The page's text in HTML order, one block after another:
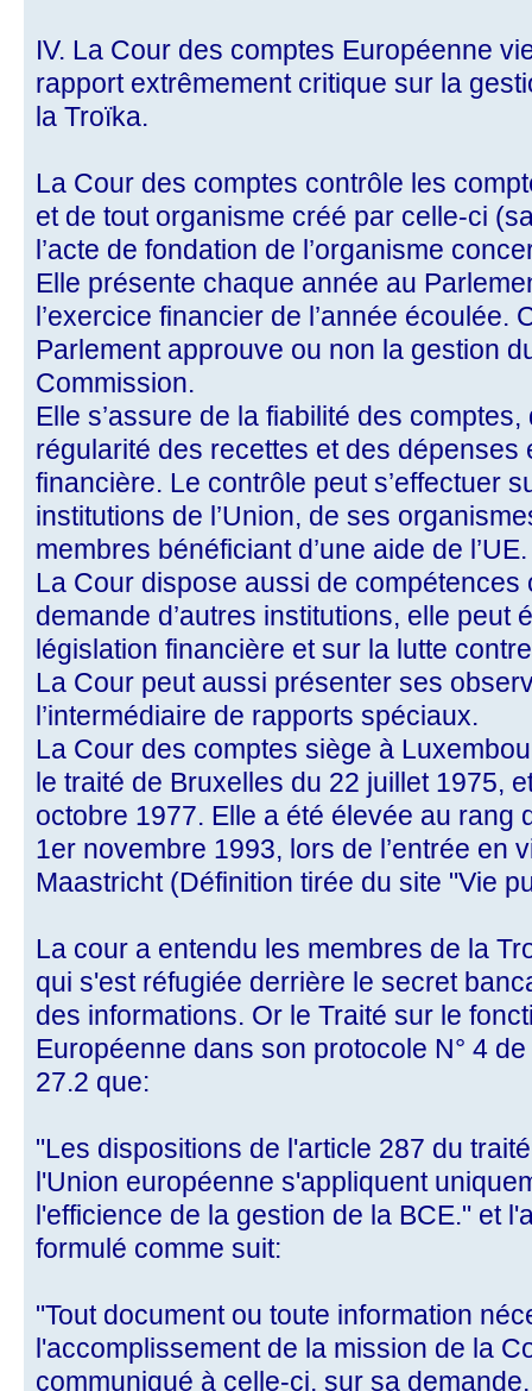
IV. La Cour des comptes Européenne
rapport extrêmement critique sur la
la Troïka.
La Cour des comptes contrôle les
et de tout organisme créé par celle-ci
l’acte de fondation de l’organisme
Elle présente chaque année au
l’exercice financier de l’année écoulée.
Parlement approuve ou non la gestion
Commission.
Elle s’assure de la fiabilité des
régularité des recettes et des dépenses
financière. Le contrôle peut s’effectuer
institutions de l’Union, de ses
membres bénéficiant d’une aide de l’UE.
La Cour dispose aussi de compétences
demande d’autres institutions, elle peut
législation financière et sur la lutte
La Cour peut aussi présenter ses
l’intermédiaire de rapports spéciaux.
La Cour des comptes siège à
le traité de Bruxelles du 22 juillet 1975,
octobre 1977. Elle a été élevée au rang
1er novembre 1993, lors de l’entrée en
Maastricht (Définition tirée du site "Vie
La cour a entendu les membres de la
qui s'est réfugiée derrière le secret
des informations. Or le Traité sur le
Européenne dans son protocole N° 4
27.2 que:
"Les dispositions de l'article 287 du
l'Union européenne s'appliquent
l'efficience de la gestion de la BCE." et
formulé comme suit:
"Tout document ou toute information
l'accomplissement de la mission de la
communiqué à celle-ci, sur sa